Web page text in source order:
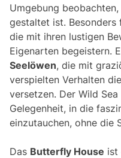
Umgebung
gestaltet ist. Besonders
die mit ihren lustigen
Eigenarten begeistern.
Seelöwen, die mit
verspielten Verhalten
versetzen. Der Wild
Gelegenheit, in die
einzutauchen, ohne die
Das Butterfly House ist